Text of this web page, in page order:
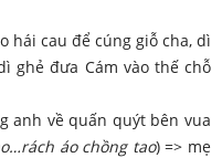
hái cau để cúng giỗ cha, dì
ghẻ đưa Cám vào thế chỗ
anh về quấn quýt bên vua
áo chồng tao) => mẹ